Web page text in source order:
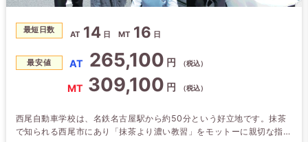
最短日数 AT 14 日 MT 16 日
最安値 AT 265,100 円 （税込）
MT 309,100 円 （税込）
西尾自動車学校は、名鉄名古屋駅から約50分という好立地です。抹茶
で知られる西尾市にあり「抹茶より濃い教習」をモットーに親切な指導